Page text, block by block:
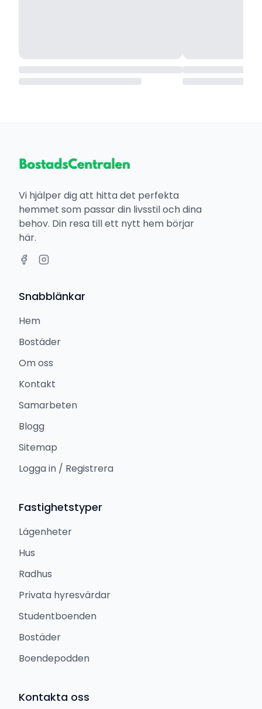
Vi hjälper dig att hitta det perfekta
hemmet som passar din livsstil och dina
behov. Din resa till ett nytt hem börjar
här.
Snabblänkar
Hem
Bostäder
Om oss
Kontakt
Samarbeten
Blogg
Sitemap
Logga in / Registrera
Fastighetstyper
Lägenheter
Hus
Radhus
Privata hyresvärdar
Studentboenden
Bostäder
Boendepodden
Kontakta oss